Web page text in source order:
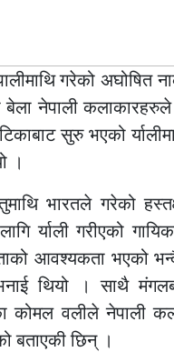
गरेको अघोषित
नेपाली कलाकारहरुले
सुरु भएको
।
भारतले गरेको
र्याली गरीएको
आवश्यकता भएको
थियो । साथै
कोमल वलीले नेपाली
बताएकी छिन् ।